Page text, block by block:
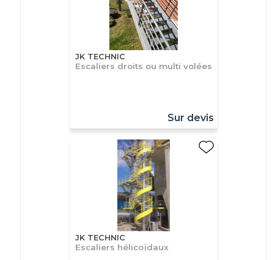
JK TECHNIC
Escaliers droits ou multi volées
Sur devis
JK TECHNIC
Escaliers hélicoïdaux